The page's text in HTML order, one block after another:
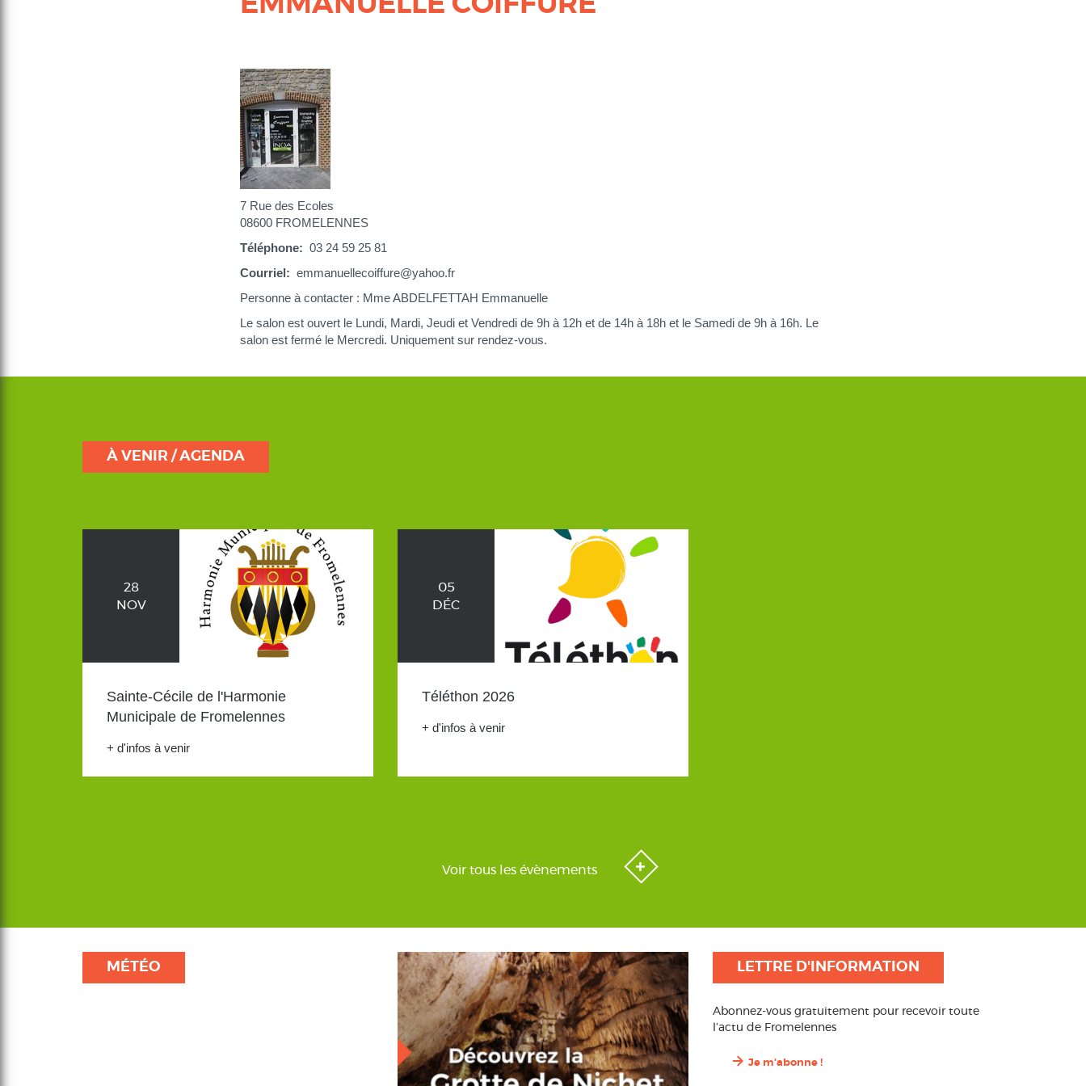
7 Rue des Ecoles
08600 FROMELENNES
Téléphone
03 24 59 25 81
Courriel
emmanuellecoiffure@yahoo.fr
Personne à contacter : Mme ABDELFETTAH Emmanuelle
Le salon est ouvert le Lundi, Mardi, Jeudi et Vendredi de 9h à 12h et de 14h à 18h et le Samedi de 9h à 16h. Le
salon est fermé le Mercredi. Uniquement sur rendez-vous.
À VENIR / AGENDA
28
NOV
Sainte-Cécile de l'Harmonie
Municipale de Fromelennes
+ d'infos à venir
05
DÉC
Téléthon 2026
+ d'infos à venir
Voir tous les évènements
MÉTÉO LETTRE D'INFORMATION
Abonnez-vous gratuitement pour recevoir toute
l’actu de Fromelennes
Je m'abonne !